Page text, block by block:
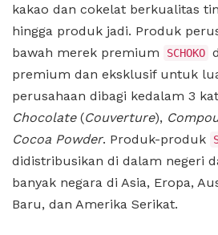
kakao dan cokelat berkualitas
hingga produk jadi. Produk
bawah merek premium
SCHOKO
premium dan eksklusif untuk
perusahaan dibagi kedalam 3
Chocolate(Couverture),
Cocoa Powder. Produk-produk
didistribusikan di dalam negeri
banyak negara di Asia, Eropa,
Baru, dan Amerika Serikat.